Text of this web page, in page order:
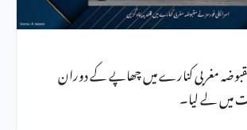
مغربی کنارے میں چھاپے کے دوران
میں لے لیا۔